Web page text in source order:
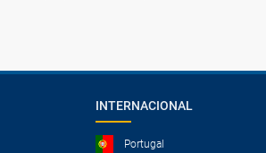
INTERNACIONAL
Portugal